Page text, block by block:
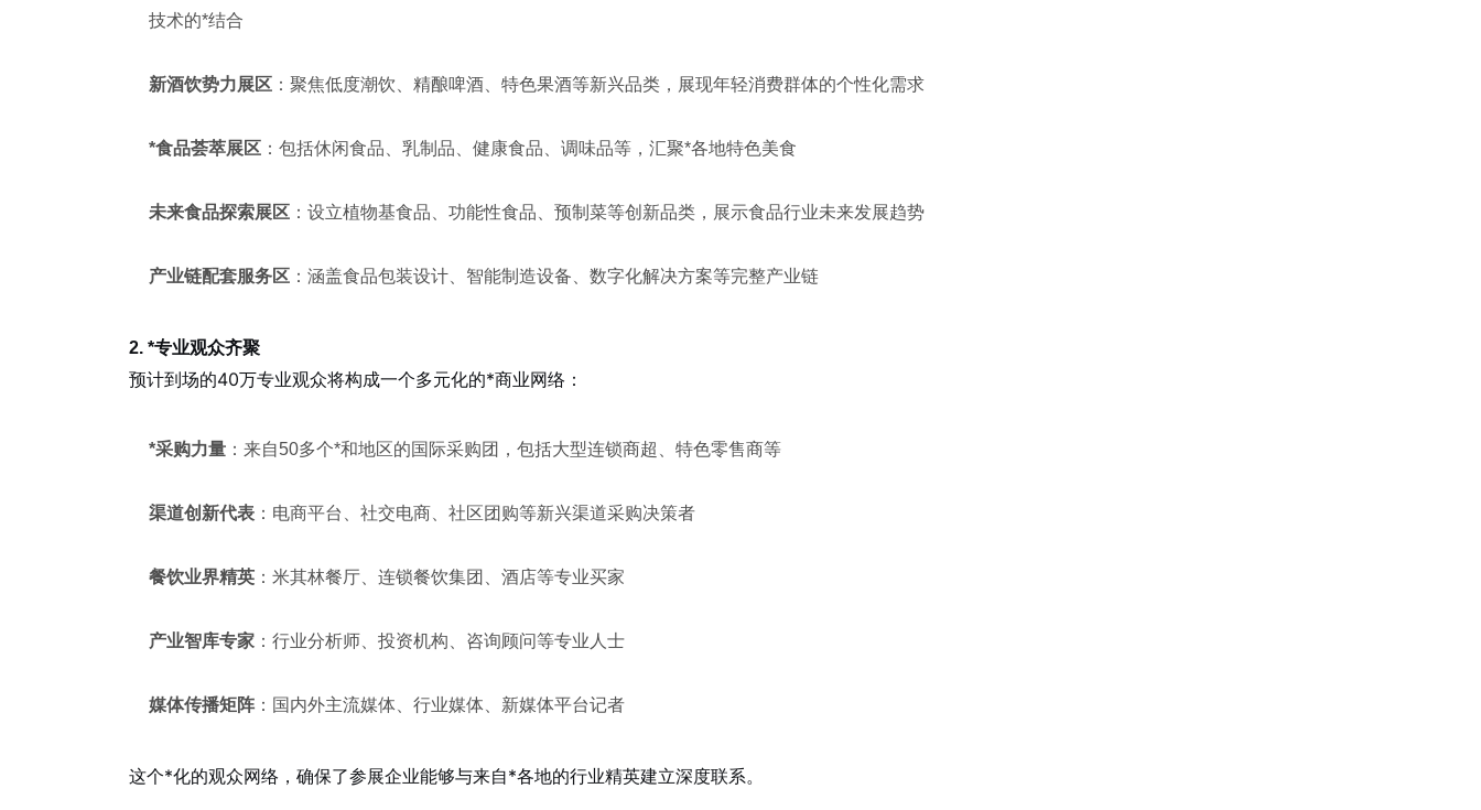
技术的*结合
新酒饮势力展区 ：聚焦低度潮饮、精酿啤酒、特色果酒等新兴品类，展现年轻消费群体的个性化需求
*食品荟萃展区 ：包括休闲食品、乳制品、健康食品、调味品等，汇聚*各地特色美食
未来食品探索展区 ：设立植物基食品、功能性食品、预制菜等创新品类，展示食品行业未来发展趋势
产业链配套服务区 ：涵盖食品包装设计、智能制造设备、数字化解决方案等完整产业链
2. *专业观众齐聚
预计到场的40万专业观众将构成一个多元化的*商业网络：
*采购力量 ：来自50多个*和地区的国际采购团，包括大型连锁商超、特色零售商等
渠道创新代表 ：电商平台、社交电商、社区团购等新兴渠道采购决策者
餐饮业界精英 ：米其林餐厅、连锁餐饮集团、酒店等专业买家
产业智库专家 ：行业分析师、投资机构、咨询顾问等专业人士
媒体传播矩阵：国内外主流媒体、行业媒体、新媒体平台记者
这个*化的观众网络，确保了参展企业能够与来自*各地的行业精英建立深度联系。